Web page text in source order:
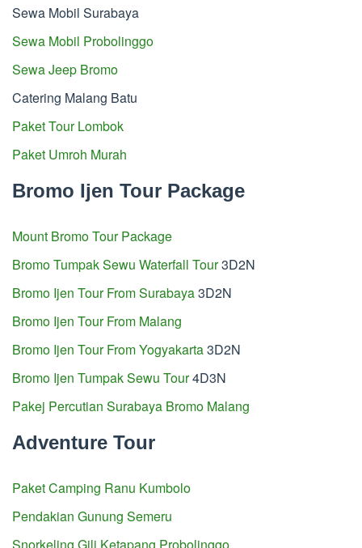
Sewa Mobil Surabaya
Sewa Mobil Probolinggo
Sewa Jeep Bromo
Catering Malang Batu
Paket Tour Lombok
Paket Umroh Murah
Bromo Ijen Tour Package
Mount Bromo Tour Package
Bromo Tumpak Sewu Waterfall Tour3D2N
Bromo Ijen Tour From Surabaya3D2N
Bromo Ijen Tour From Malang
Bromo Ijen Tour From Yogyakarta3D2N
Bromo Ijen Tumpak Sewu Tour4D3N
Pakej Percutian Surabaya Bromo Malang
Adventure Tour
Paket Camping Ranu Kumbolo
Pendakian Gunung Semeru